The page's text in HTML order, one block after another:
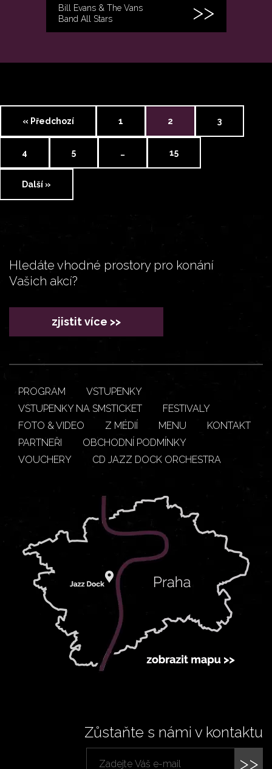
Bill Evans & The Vans
Band All Stars
« Předchozí 1 2 3
4 5 … 15
Další »
Hledáte vhodné prostory pro konání
Vašich akcí?
zjistit více >>
PROGRAM
VSTUPENKY
VSTUPENKY NA SMSTICKET
FESTIVALY
FOTO & VIDEO
Z MÉDIÍ MENU
KONTAKT
PARTNEŘI
OBCHODNÍ PODMÍNKY
VOUCHERY
CD JAZZ DOCK ORCHESTRA
Zůstaňte s námi v kontaktu
>>